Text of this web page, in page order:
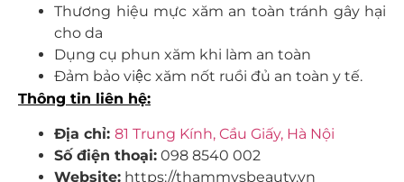
Thương hiệu mực xăm an toàn tránh gây hại
cho da
Dụng cụ phun xăm khi làm an toàn
Đảm bảo việc xăm nốt ruồi đủ an toàn y tế.
Thông tin liên hệ:
Địa chỉ: 81 Trung Kính, Cầu Giấy, Hà Nội
Số điện thoại: 098 8540 002
Website: https://thammysbeauty.vn